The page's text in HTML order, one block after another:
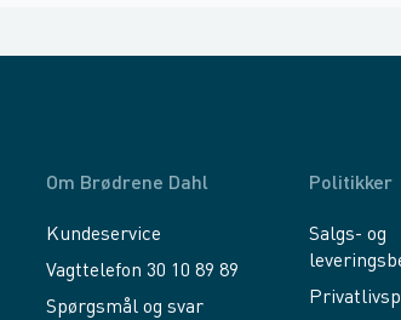
Om Brødrene Dahl
Kundeservice
Vagttelefon 30 10 89 89
Spørgsmål og svar
Politikker
Salgs- og